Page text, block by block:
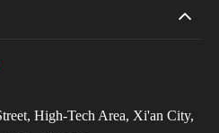
High-Tech Area, Xi'an City,